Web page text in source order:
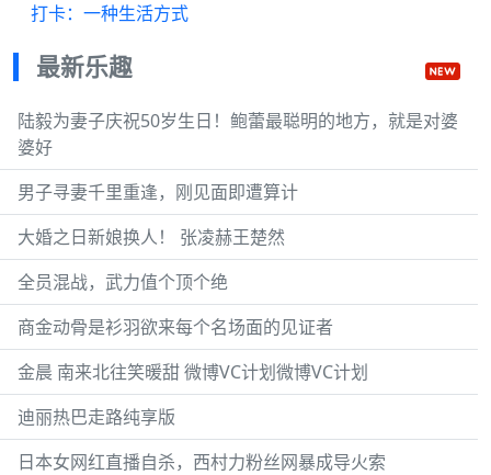
打卡：一种生活方式
最新乐趣
陆毅为妻子庆祝50岁生日！鲍蕾最聪明的地方，就是对婆
婆好
男子寻妻千里重逢，刚见面即遭算计
大婚之日新娘换人！ 张凌赫王楚然
全员混战，武力值个顶个绝
商金动骨是衫羽欲来每个名场面的见证者
金晨 南来北往笑暖甜 微博VC计划微博VC计划
迪丽热巴走路纯享版
日本女网红直播自杀，西村力粉丝网暴成导火索